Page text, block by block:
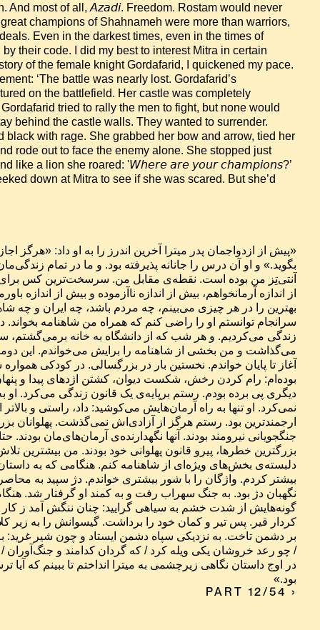
And most of all, 𝘈𝘻𝘢𝘥𝘪. Freedom. Rostam would never
champions of Shahnameh were more than warriors,
Even in the darkest times, even in the times of
their code. I did my best to interest Mitra in certain
of the female knight Gordafarid, I quickened my pace.
‘The battle was nearly lost. Gordafarid’s
on the battlefield. Her castle was completely
tried to rally the men to fight, but none would
behind the castle walls. They wanted to surrender.
black with rage. She grabbed her bow and arrow, tied her
rode out to face the enemy alone. She stopped just
like a lion she roared: '𝘞𝘩𝘦𝘳𝘦 𝘢𝘳𝘦 𝘺𝘰𝘶𝘳 𝘤𝘩𝘢𝘮𝘱𝘪𝘰𝘯𝘴?’
down at Mitra to see if she was scared. But she’d
بود.»
PART 12/54 ›